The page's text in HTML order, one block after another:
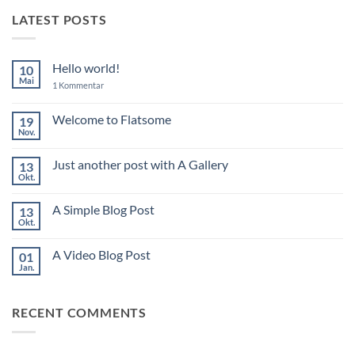
LATEST POSTS
10
Mai
Hello world!
1 Kommentarzu
19
Nov.
Welcome to Flatsome
Welcome
13
Okt.
Just another post with A Gallery
Just
A
Gallery
13
Okt.
A Simple Blog Post
A
01
Jan.
A Video Blog Post
Video
RECENT COMMENTS